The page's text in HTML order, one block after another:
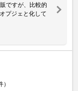
ですが、比較的
プジェと化して
）